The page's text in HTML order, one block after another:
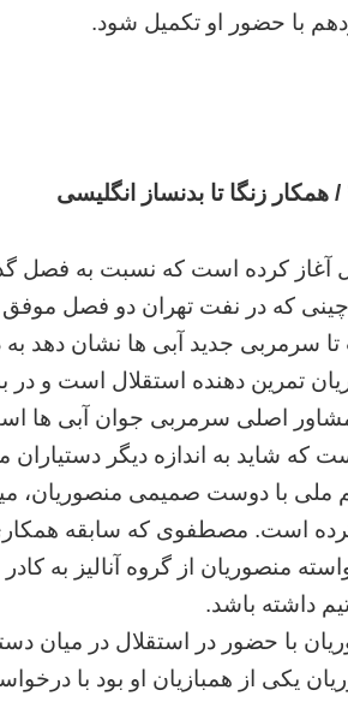
با حضور او تکمیل شود.
زنگا تا بدنساز انگلیسی
آغاز کرده است که نسبت به فصل
که در نفت تهران دو فصل موفق
سرمربی جدید آبی ها نشان دهد
تمرین دهنده استقلال است و
مشاور اصلی سرمربی جوان آبی ها
شاید به اندازه دیگر دستیاران
ملی با دوست صمیمی منصوریان،
کرده است. مصطفوی که سابقه همکاری
منصوریان از گروه آنالیز به
داشته باشد.
با حضور در استقلال در میان
یکی از همبازیان او بود با